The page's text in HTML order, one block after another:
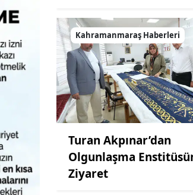
Kahramanmaraş Haberleri
Turan Akpınar’dan
Olgunlaşma
Ziyaret